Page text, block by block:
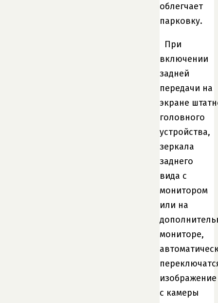
облегчает
парковку.
При
включении
задней
передачи на
экране
головного
устройства,
зеркала
заднего
вида с
монитором
или на
мониторе,
изображение
с камеры